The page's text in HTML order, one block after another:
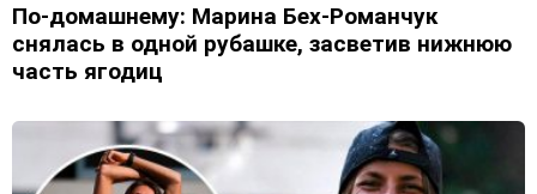
По-домашнему: Марина Бех-Романчук
снялась в одной рубашке, засветив нижнюю
часть ягодиц